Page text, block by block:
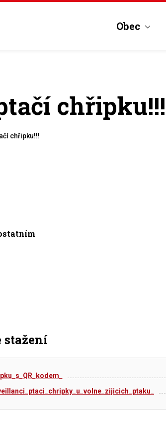
Obec
chřipku!!!
chřipku!!!
stažení